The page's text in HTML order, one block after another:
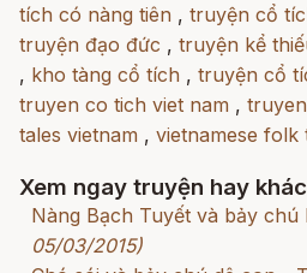
tích có nàng tiên , truyện cổ
truyện đạo đức , truyện kể
, kho tàng cổ tích , truyện cổ
truyen co tich viet nam ,
tales vietnam , vietnamese folk
Xem ngay truyện hay khác
Nàng Bạch Tuyết và bảy chú
05/03/2015)